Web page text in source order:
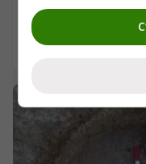
/Поглед.инфо/ Под
икономически модел
безплатно и
геополитическата
индустриалната
защото
не политически
пред физическите